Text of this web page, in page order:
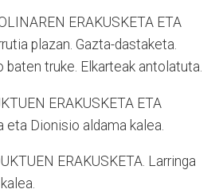
ERAKUSKETA ETA
plazan. Gazta-dastaketa.
baten truke. Elkarteak antolatuta.
ERAKUSKETA ETA
eta Dionisio aldama kalea.
ERAKUSKETA. Larringa